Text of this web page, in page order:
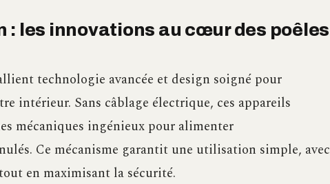
: les innovations au cœur des poêles
technologie avancée et design soigné pour
intérieur. Sans câblage électrique, ces appareils
mécaniques ingénieux pour alimenter
Ce mécanisme garantit une utilisation simple, avec
en maximisant la sécurité.